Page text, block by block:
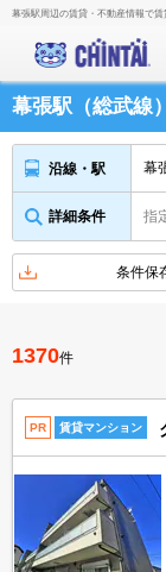
幕張駅周辺の賃貸・不動産情報で
幕張駅（総武線
沿線・駅 幕
詳細条件 指
条件保
1370件
PR 賃貸マンション